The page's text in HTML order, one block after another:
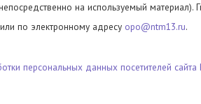
на используемый материал).
по электронному адресу opo@ntm13.ru.
персональных данных посетителей